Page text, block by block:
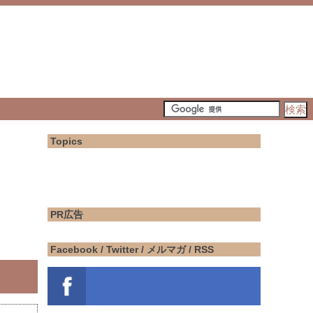
Topics
PR広告
Facebook / Twitter / メルマガ / RSS